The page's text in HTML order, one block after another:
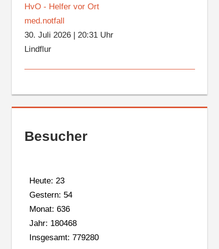
HvO - Helfer vor Ort
med.notfall
30. Juli 2026| 20:31 Uhr
Lindflur
Besucher
Heute: 23
Gestern: 54
Monat: 636
Jahr: 180468
Insgesamt: 779280